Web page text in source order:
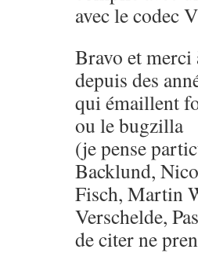
avec le codec
Bravo et merci
depuis des
qui émaillent
ou le bugzilla
(je pense
Backlund,
Fisch, Martin
Verschelde,
de citer ne